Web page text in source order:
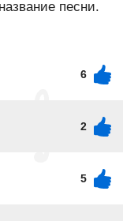
песни.
6
2
5